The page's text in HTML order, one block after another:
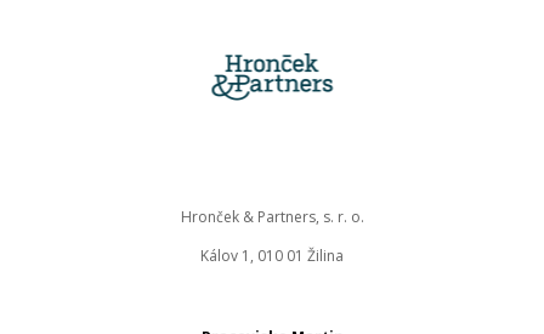
Hronček & Partners, s. r. o.
Kálov 1, 010 01 Žilina